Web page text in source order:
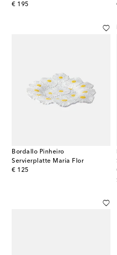
€ 195
original price
Bordallo Pinheiro
Servierplatte Maria Flor
€ 125
original price